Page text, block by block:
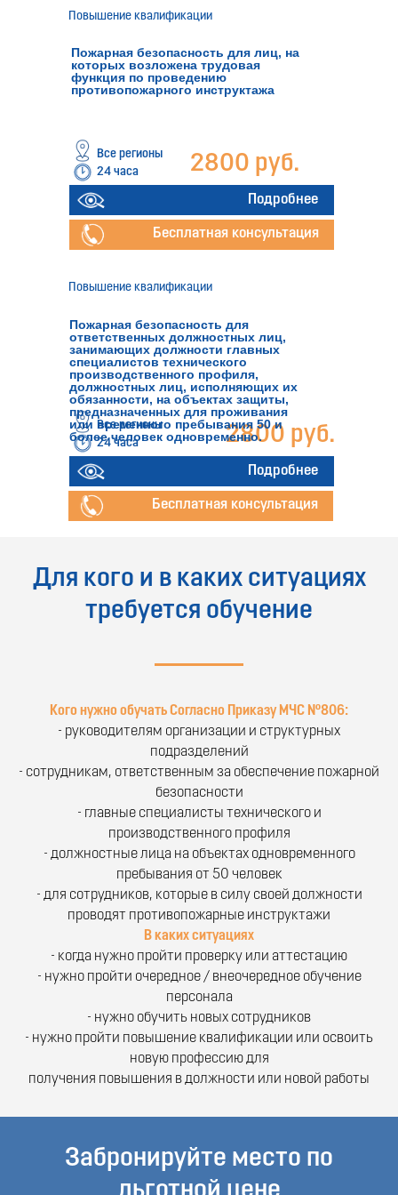
Пожарная безопасность для лиц, на
которых возложена трудовая
функция по проведению
противопожарного инструктажа
24 часа 2800 руб.
Все регионы
Повышение квалификации
Подробнее
Бесплатная консультация
Пожарная безопасность для
ответственных должностных лиц,
занимающих должности главных
специалистов технического
производственного профиля,
должностных лиц, исполняющих их
обязанности, на объектах защиты,
предназначенных для проживания
или временного пребывания 50 и
более человек одновременно.
24 часа 2800 руб.
Все регионы
Повышение квалификации
Подробнее
Бесплатная консультация
Для кого и в каких ситуациях
требуется обучение
Кого нужно обучать Согласно Приказу МЧС №806:
- руководителям организации и структурных
подразделений
- сотрудникам, ответственным за обеспечение пожарной
безопасности
- главные специалисты технического и
производственного профиля
- должностные лица на объектах одновременного
пребывания от 50 человек
- для сотрудников, которые в силу своей должности
проводят противопожарные инструктажи
В каких ситуациях
- когда нужно пройти проверку или аттестацию
- нужно пройти очередное / внеочередное обучение
персонала
- нужно обучить новых сотрудников
- нужно пройти повышение квалификации или освоить
новую профессию для
получения повышения в должности или новой работы
Забронируйте место по